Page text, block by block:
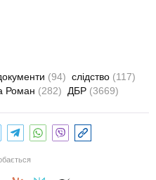
(94) слідство (117)
Роман (282) ДБР (3669)